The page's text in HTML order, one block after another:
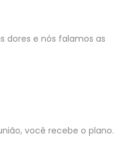
dores e nós falamos as
você recebe o plano.